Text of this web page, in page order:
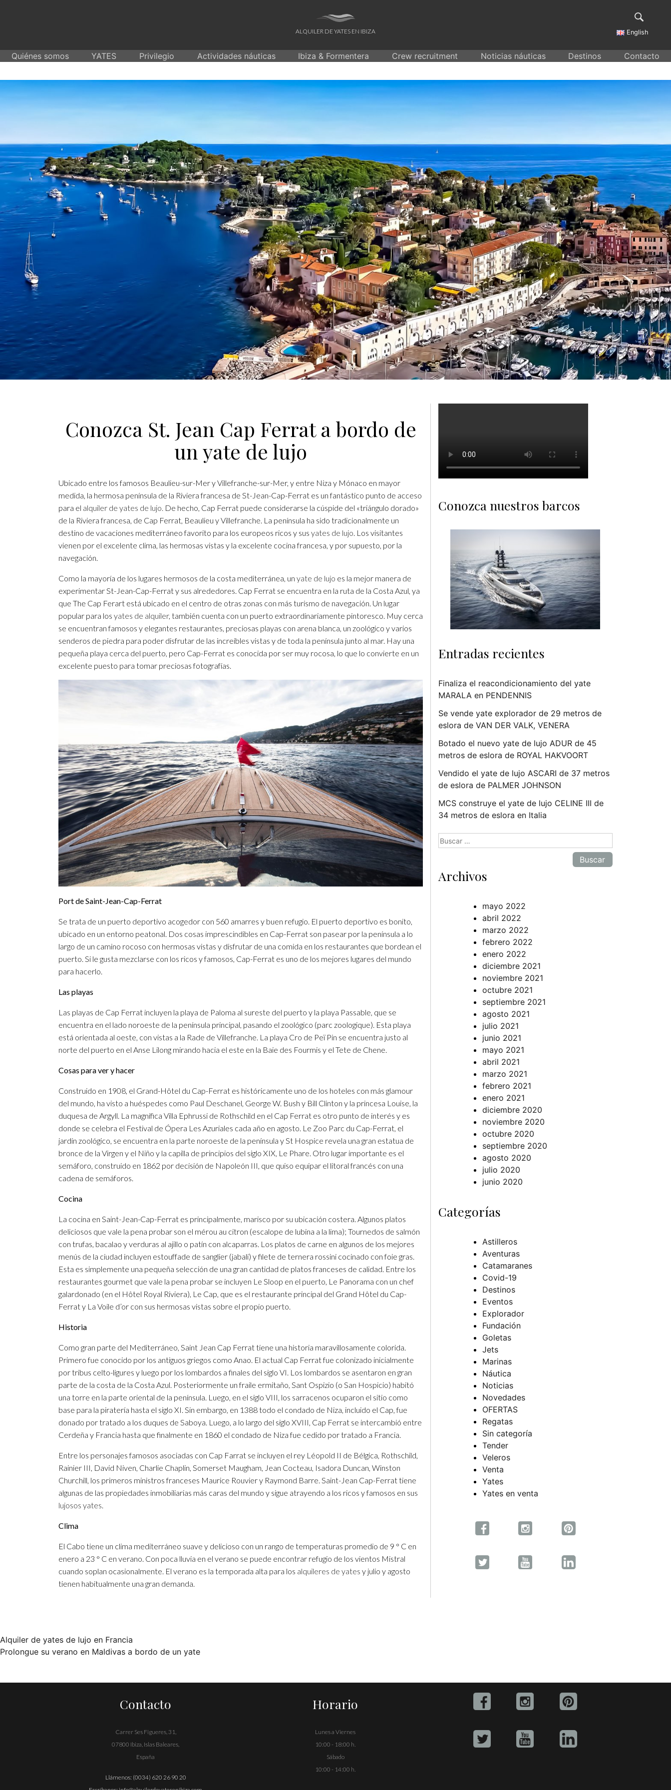
ALQUILER DE YATES EN IBIZA English
Quiénes somos YATES Privilegio Actividades náuticas Ibiza & Formentera Crew recruitment Noticias náuticas Destinos Contacto
Conozca St. Jean Cap Ferrat a bordo de
un yate de lujo
Ubicado entre los famosos Beaulieu-sur-Mer y Villefranche-sur-Mer, y entre Niza y Mónaco en mayor
medida, la hermosa península de la Riviera francesa de St-Jean-Cap-Ferrat es un fantástico punto de acceso
para el alquiler de yates de lujo. De hecho, Cap Ferrat puede considerarse la cúspide del «triángulo dorado»
de la Riviera francesa, de Cap Ferrat, Beaulieu y Villefranche. La península ha sido tradicionalmente un
destino de vacaciones mediterráneo favorito para los europeos ricos y sus yates de lujo. Los visitantes
vienen por el excelente clima, las hermosas vistas y la excelente cocina francesa, y por supuesto, por la
navegación.
Como la mayoría de los lugares hermosos de la costa mediterránea, un yate de lujo es la mejor manera de
experimentar St-Jean-Cap-Ferrat y sus alrededores. Cap Ferrat se encuentra en la ruta de la Costa Azul, ya
que The Cap Ferart está ubicado en el centro de otras zonas con más turismo de navegación. Un lugar
popular para los yates de alquiler, también cuenta con un puerto extraordinariamente pintoresco. Muy cerca
se encuentran famosos y elegantes restaurantes, preciosas playas con arena blanca, un zoológico y varios
senderos de piedra para poder disfrutar de las increíbles vistas y de toda la península junto al mar. Hay una
pequeña playa cerca del puerto, pero Cap-Ferrat es conocida por ser muy rocosa, lo que lo convierte en un
excelente puesto para tomar preciosas fotografías.
Port de Saint-Jean-Cap-Ferrat
Se trata de un puerto deportivo acogedor con 560 amarres y buen refugio. El puerto deportivo es bonito,
ubicado en un entorno peatonal. Dos cosas imprescindibles en Cap-Ferrat son pasear por la península a lo
largo de un camino rocoso con hermosas vistas y disfrutar de una comida en los restaurantes que bordean el
puerto. Si le gusta mezclarse con los ricos y famosos, Cap-Ferrat es uno de los mejores lugares del mundo
para hacerlo.
Las playas
Las playas de Cap Ferrat incluyen la playa de Paloma al sureste del puerto y la playa Passable, que se
encuentra en el lado noroeste de la península principal, pasando el zoológico (parc zoologique). Esta playa
está orientada al oeste, con vistas a la Rade de Villefranche. La playa Cro de Peï Pin se encuentra justo al
norte del puerto en el Anse Lilong mirando hacia el este en la Baie des Fourmis y el Tete de Chene.
Cosas para ver y hacer
Construido en 1908, el Grand-Hôtel du Cap-Ferrat es históricamente uno de los hoteles con más glamour
del mundo, ha visto a huéspedes como Paul Deschanel, George W. Bush y Bill Clinton y la princesa Louise, la
duquesa de Argyll. La magnífica Villa Ephrussi de Rothschild en el Cap Ferrat es otro punto de interés y es
donde se celebra el Festival de Ópera Les Azuriales cada año en agosto. Le Zoo Parc du Cap-Ferrat, el
jardín zoológico, se encuentra en la parte noroeste de la península y St Hospice revela una gran estatua de
bronce de la Virgen y el Niño y la capilla de principios del siglo XIX, Le Phare. Otro lugar importante es el
semáforo, construido en 1862 por decisión de Napoleón III, que quiso equipar el litoral francés con una
cadena de semáforos.
Cocina
La cocina en Saint-Jean-Cap-Ferrat es principalmente, marisco por su ubicación costera. Algunos platos
deliciosos que vale la pena probar son el mérou au citron (escalope de lubina a la lima); Tournedos de salmón
con trufas, bacalao y verduras al ajillo o patín con alcaparras. Los platos de carne en algunos de los mejores
menús de la ciudad incluyen estouffade de sanglier (jabalí) y filete de ternera rossini cocinado con foie gras.
Esta es simplemente una pequeña selección de una gran cantidad de platos franceses de calidad. Entre los
restaurantes gourmet que vale la pena probar se incluyen Le Sloop en el puerto, Le Panorama con un chef
galardonado (en el Hôtel Royal Riviera), Le Cap, que es el restaurante principal del Grand Hôtel du Cap-
Ferrat y La Voile d’or con sus hermosas vistas sobre el propio puerto.
Historia
Como gran parte del Mediterráneo, Saint Jean Cap Ferrat tiene una historia maravillosamente colorida.
Primero fue conocido por los antiguos griegos como Anao. El actual Cap Ferrat fue colonizado inicialmente
por tribus celto-ligures y luego por los lombardos a finales del siglo VI. Los lombardos se asentaron en gran
parte de la costa de la Costa Azul. Posteriormente un fraile ermitaño, Sant Ospizio (o San Hospicio) habitó
una torre en la parte oriental de la península. Luego, en el siglo VIII, los sarracenos ocuparon el sitio como
base para la piratería hasta el siglo XI. Sin embargo, en 1388 todo el condado de Niza, incluido el Cap, fue
donado por tratado a los duques de Saboya. Luego, a lo largo del siglo XVIII, Cap Ferrat se intercambió entre
Cerdeña y Francia hasta que finalmente en 1860 el condado de Niza fue cedido por tratado a Francia.
Entre los personajes famosos asociadas con Cap Farrat se incluyen el rey Léopold II de Bélgica, Rothschild,
Rainier III, David Niven, Charlie Chaplin, Somerset Maugham, Jean Cocteau, Isadora Duncan, Winston
Churchill, los primeros ministros franceses Maurice Rouvier y Raymond Barre. Saint-Jean Cap-Ferrat tiene
algunas de las propiedades inmobiliarias más caras del mundo y sigue atrayendo a los ricos y famosos en sus
lujosos yates.
Clima
El Cabo tiene un clima mediterráneo suave y delicioso con un rango de temperaturas promedio de 9 ° C en
enero a 23 ° C en verano. Con poca lluvia en el verano se puede encontrar refugio de los vientos Mistral
cuando soplan ocasionalmente. El verano es la temporada alta para los alquileres de yates y julio y agosto
tienen habitualmente una gran demanda.
Conozca nuestros barcos
Entradas recientes
Finaliza el reacondicionamiento del yate
MARALA en PENDENNIS
Se vende yate explorador de 29 metros de
eslora de VAN DER VALK, VENERA
Botado el nuevo yate de lujo ADUR de 45
metros de eslora de ROYAL HAKVOORT
Vendido el yate de lujo ASCARI de 37 metros
de eslora de PALMER JOHNSON
MCS construye el yate de lujo CELINE III de
34 metros de eslora en Italia
Buscar:
Archivos
mayo 2022
abril 2022
marzo 2022
febrero 2022
enero 2022
diciembre 2021
noviembre 2021
octubre 2021
septiembre 2021
agosto 2021
julio 2021
junio 2021
mayo 2021
abril 2021
marzo 2021
febrero 2021
enero 2021
diciembre 2020
noviembre 2020
octubre 2020
septiembre 2020
agosto 2020
julio 2020
junio 2020
Categorías
Astilleros
Aventuras
Catamaranes
Covid-19
Destinos
Eventos
Explorador
Fundación
Goletas
Jets
Marinas
Náutica
Noticias
Novedades
OFERTAS
Regatas
Sin categoría
Tender
Veleros
Venta
Yates
Yates en venta
Navegación
de
Alquiler de yates de lujo en Francia
Prolongue su verano en Maldivas a bordo de un yate
Contacto
Carrer Ses Figueres, 31,
07800 Ibiza, Islas Baleares,
España
Llámenos: (0034) 620 26 90 20
Horario
Lunes a Viernes
10:00 - 18:00 h.
Sábado
10:00 - 14:00 h.